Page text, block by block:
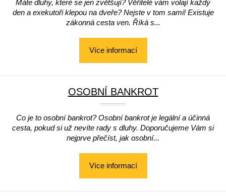
Máte dluhy, které se jen zvětšují? Věřitelé vám volají každý
den a exekutoři klepou na dveře? Nejste v tom sami! Existuje
zákonná cesta ven. Říká s...
Více informací
OSOBNÍ BANKROT
Co je to osobní bankrot? Osobní bankrot je legální a účinná
cesta, pokud si už nevíte rady s dluhy. Doporučujeme Vám si
nejprve přečíst, jak osobní...
Více informací